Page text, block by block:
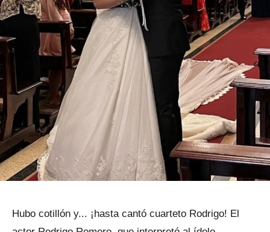
Hubo cotillón y... ¡hasta cantó cuarteto Rodrigo! El